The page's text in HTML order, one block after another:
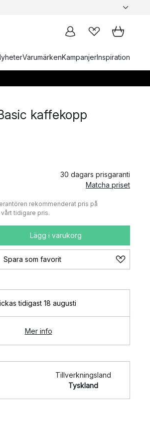
VarumärkenKampanjerInspiration
kaffekopp
30 dagars prisgaranti
Matcha priset
rekommenderat pris på
tidigare pris.
Lägg i varukorg
Spara som favorit
tidigast 18 augusti
Mer info
Tillverkningsland
Tyskland